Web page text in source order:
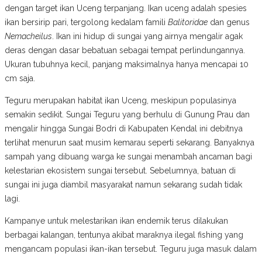
dengan target ikan Uceng terpanjang. Ikan uceng adalah spesies
ikan bersirip pari, tergolong kedalam famili Balitoridae dan genus
Nemacheilus . Ikan ini hidup di sungai yang airnya mengalir agak
deras dengan dasar bebatuan sebagai tempat perlindungannya.
Ukuran tubuhnya kecil, panjang maksimalnya hanya mencapai 10
cm saja.
Teguru merupakan habitat ikan Uceng, meskipun populasinya
semakin sedikit. Sungai Teguru yang berhulu di Gunung Prau dan
mengalir hingga Sungai Bodri di Kabupaten Kendal ini debitnya
terlihat menurun saat musim kemarau seperti sekarang. Banyaknya
sampah yang dibuang warga ke sungai menambah ancaman bagi
kelestarian ekosistem sungai tersebut. Sebelumnya, batuan di
sungai ini juga diambil masyarakat namun sekarang sudah tidak
lagi.
Kampanye untuk melestarikan ikan endemik terus dilakukan
berbagai kalangan, tentunya akibat maraknya ilegal fishing yang
mengancam populasi ikan-ikan tersebut. Teguru juga masuk dalam